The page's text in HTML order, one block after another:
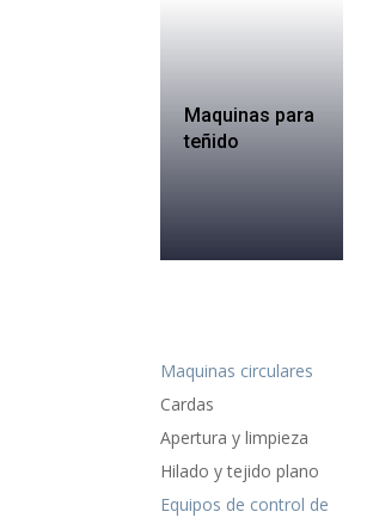
Maquinas para
teñido
Maquinas circulares
Cardas
Apertura y limpieza
Hilado y tejido plano
Equipos de control de